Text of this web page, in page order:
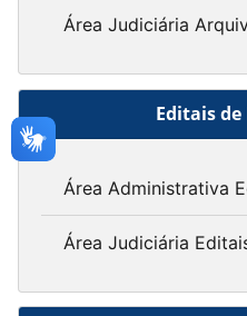
Área Judiciária
Editais
Área Administrativa
Área Judiciária